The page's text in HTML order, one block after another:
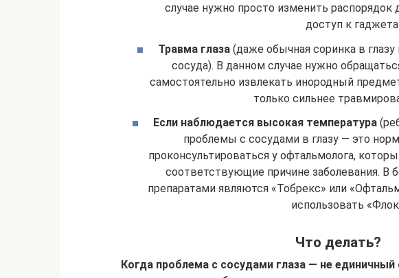
случае нужно просто изменить распорядок
доступ к
Травма глаза(даже обычная соринка в
сосуда). В данном случае нужно
самостоятельно извлекать инородный
только сильнее
Если наблюдается высокая температура
проблемы с сосудами в глазу — это
проконсультироваться у офтальмолога,
соответствующие причине заболевания. В
препаратами являются «Тобрекс» или
использовать
Что делать?
Когда проблема с сосудами глаза — не единичный